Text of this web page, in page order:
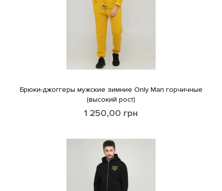
Брюки-джоггеры мужские зимние Only Man горчичные
(высокий рост)
1 250,00 грн